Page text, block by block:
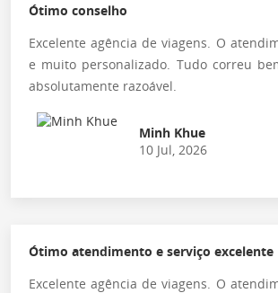
Ótimo conselho
Excelente agência de viagens. O
e muito personalizado. Tudo correu
absolutamente razoável.
Minh Khue
10 Jul, 2026
Ótimo atendimento e serviço excelente
Excelente agência de viagens. O